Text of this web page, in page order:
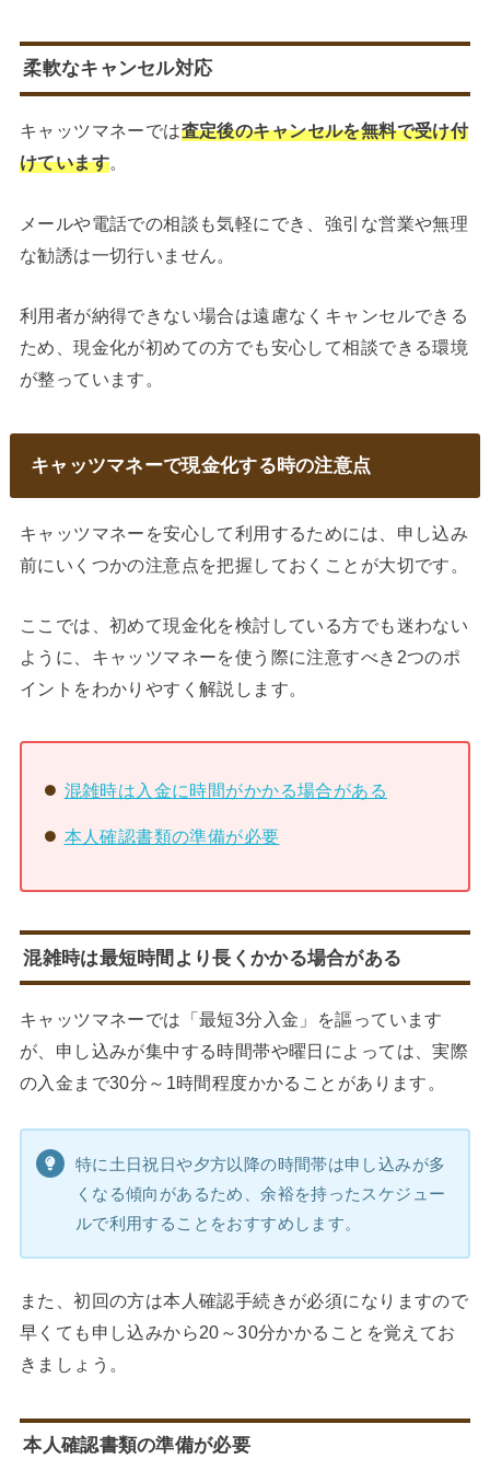
柔軟なキャンセル対応
キャッツマネーでは査定後のキャンセルを無料で受け付
けています。
メールや電話での相談も気軽にでき、強引な営業や無理
な勧誘は一切行いません。
利用者が納得できない場合は遠慮なくキャンセルできる
ため、現金化が初めての方でも安心して相談できる環境
が整っています。
キャッツマネーで現金化する時の注意点
キャッツマネーを安心して利用するためには、申し込み
前にいくつかの注意点を把握しておくことが大切です。
ここでは、初めて現金化を検討している方でも迷わない
ように、キャッツマネーを使う際に注意すべき2つのポ
イントをわかりやすく解説します。
混雑時は入金に時間がかかる場合がある
本人確認書類の準備が必要
混雑時は最短時間より長くかかる場合がある
キャッツマネーでは「最短3分入金」を謳っています
が、申し込みが集中する時間帯や曜日によっては、実際
の入金まで30分～1時間程度かかることがあります。
特に土日祝日や夕方以降の時間帯は申し込みが多
くなる傾向があるため、余裕を持ったスケジュー
ルで利用することをおすすめします。
また、初回の方は本人確認手続きが必須になりますので
早くても申し込みから20～30分かかることを覚えてお
きましょう。
本人確認書類の準備が必要